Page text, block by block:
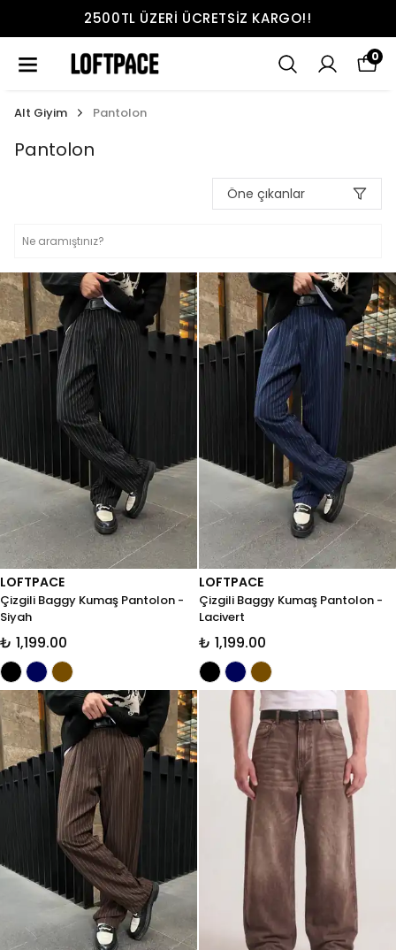
2500TL ÜZERI ÜCRETSIZ KARGO!!
0
Alt Giyim Pantolon
Pantolon
Öne çıkanlar
LOFTPACE
Çizgili Baggy Kumaş Pantolon -
Siyah
₺ 1,199.00
LOFTPACE
Çizgili Baggy Kumaş Pantolon -
Lacivert
₺ 1,199.00